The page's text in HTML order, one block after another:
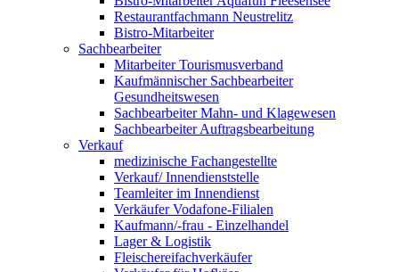
Restaurantfachmann Neustrelitz
Bistro-Mitarbeiter
Sachbearbeiter
Mitarbeiter Tourismusverband
Kaufmännischer Sachbearbeiter
Gesundheitswesen
Sachbearbeiter Mahn- und Klagewesen
Sachbearbeiter Auftragsbearbeitung
Verkauf
medizinische Fachangestellte
Verkauf/ Innendienststelle
Teamleiter im Innendienst
Verkäufer Vodafone-Filialen
Kaufmann/-frau - Einzelhandel
Lager & Logistik
Fleischereifachverkäufer